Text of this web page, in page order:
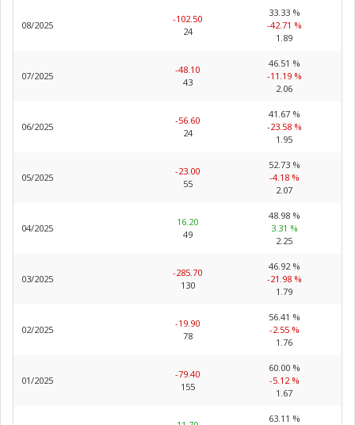
08/2025
-102.50
24
33.33 %
-42.71 %
1.89
07/2025
-48.10
43
46.51 %
-11.19 %
2.06
06/2025
-56.60
24
41.67 %
-23.58 %
1.95
05/2025
-23.00
55
52.73 %
-4.18 %
2.07
04/2025
16.20
49
48.98 %
3.31 %
2.25
03/2025
-285.70
130
46.92 %
-21.98 %
1.79
02/2025
-19.90
78
56.41 %
-2.55 %
1.76
01/2025
-79.40
155
60.00 %
-5.12 %
1.67
63.11 %